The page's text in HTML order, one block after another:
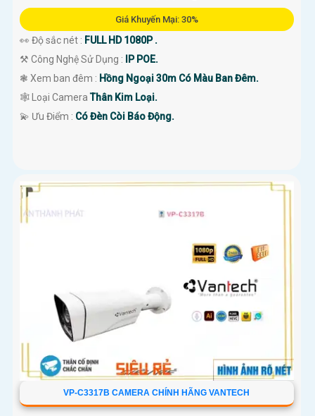
Giá Khuyến Mại: 30%
👀 Độ sắc nét : FULL HD 1080P .
⚒ Công Nghệ Sử Dụng :
IP POE.
❃ Xem ban đêm : Hồng Ngoại 30m Có Màu Ban Đêm.
🕸️ Loại CameraThân Kim Loại.
️💫 Ưu Điểm : Có Đèn Còi Báo Động.
VP-C3317B CAMERA CHÍNH HÃNG VANTECH